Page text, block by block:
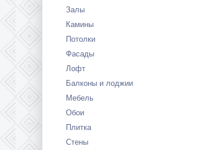
Залы
Камины
Потолки
Фасады
Лофт
Балконы и лоджии
Мебель
Обои
Плитка
Стены